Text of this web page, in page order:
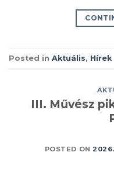
Posted in Aktuális, Hírek
III. Művész
POSTED ON